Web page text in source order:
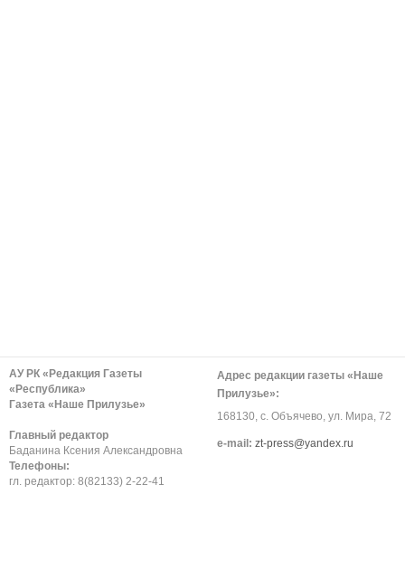
АУ РК «Редакция Газеты
«Республика»
Газета «Наше Прилузье»
Главный редактор
Баданина Ксения Александровна
Телефоны:
гл. редактор: 8(82133) 2-22-41
Адрес редакции газеты «Наше
Прилузье»:
168130, с. Объячево, ул. Мира, 72
е-mail: zt-press@yandex.ru